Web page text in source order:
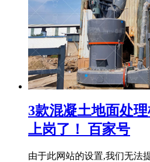
3款混凝土地面处
上岗了！ 百家号
由于此网站的设置,我们无法